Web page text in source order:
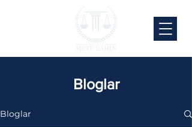
Bloglar
Bloglar